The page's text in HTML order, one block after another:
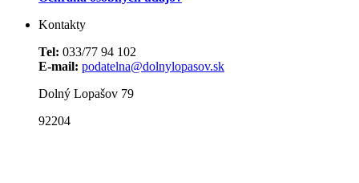
Kontakty
Tel: 033/77 94 102
E-mail: podatelna@dolnylopasov.sk
Dolný Lopašov 79
92204